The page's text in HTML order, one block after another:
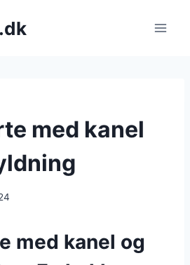
med kanel
med kanel og